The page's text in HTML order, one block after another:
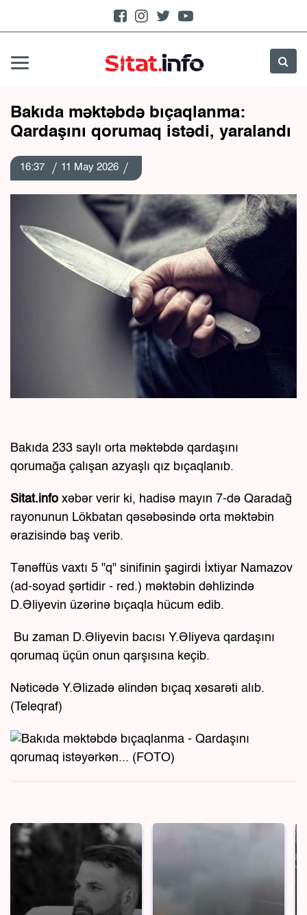
Bakıda məktəbdə bıçaqlanma:
Qardaşını qorumaq istədi, yaralandı
16:37 11 May 2026
Bakıda 233 saylı orta məktəbdə qardaşını
qorumağa çalışan azyaşlı qız bıçaqlanıb.
Sitat.info xəbər verir ki, hadisə mayın 7-də Qaradağ
rayonunun Lökbatan qəsəbəsində orta məktəbin
ərazisində baş verib.
Tənəffüs vaxtı 5 "q" sinifinin şagirdi İxtiyar Namazov
(ad-soyad şərtidir - red.) məktəbin dəhlizində
D.Əliyevin üzərinə bıçaqla hücum edib.
Bu zaman D.Əliyevin bacısı Y.Əliyeva qardaşını
qorumaq üçün onun qarşısına keçib.
Nəticədə Y.Əlizadə əlindən bıçaq xəsarəti alıb.
(Teleqraf)